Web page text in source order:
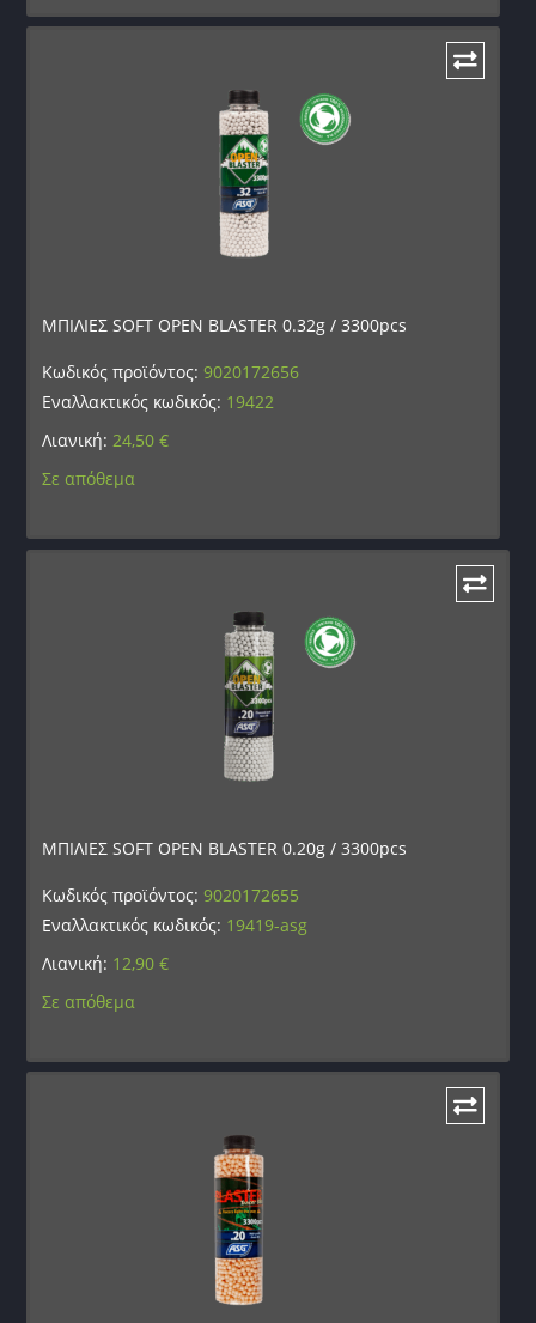
ΜΠΙΛΙΕΣ SOFT OPEN BLASTER 0.32g / 3300pcs
Κωδικός προϊόντος:9020172656
Εναλλακτικός κωδικός: 19422
Λιανική:24,50€
Σε απόθεμα
ΜΠΙΛΙΕΣ SOFT OPEN BLASTER 0.20g / 3300pcs
Κωδικός προϊόντος:9020172655
Εναλλακτικός κωδικός: 19419-asg
Λιανική: 12,90€
Σε απόθεμα